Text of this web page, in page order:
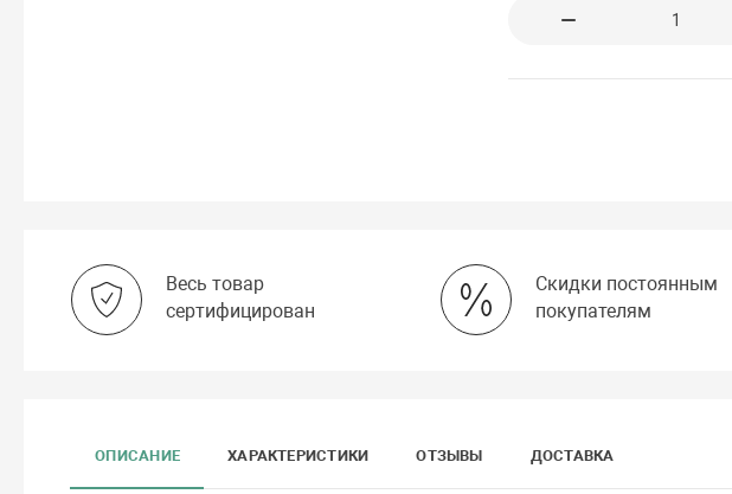
Весь товар
сертифицирован
Скидки постоянным
покупателям
ОПИСАНИЕ ХАРАКТЕРИСТИКИ ОТЗЫВЫ ДОСТАВКА